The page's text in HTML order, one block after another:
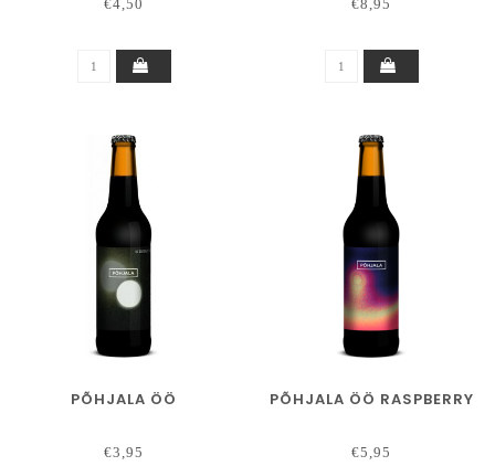
€4,50 €8,95
PÕHJALA ÖÖ
€3,95
PÕHJALA ÖÖ RASPBERRY
€5,95